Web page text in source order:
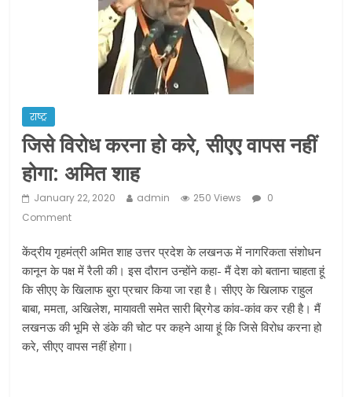
प्रवासियों व मजदूरों को दी गई छूट के बाद लोगो
ने कराया पंजीयन: राजस्थान सरकार
शराब और पान की दुकानों को ग्रीन जोन में
खोलने की मिली इजाजत: गृह मंत्रालय
दो हफ्ते के लिए बढ़ाया लॉकडाउन: गृह मंत्रालय
राष्ट्र
जिसे विरोध करना हो करे, सीएए वापस नहीं
होगा: अमित शाह
January 22, 2020 admin 250 Views
0
Comment
केंद्रीय गृहमंत्री अमित शाह उत्तर प्रदेश के लखनऊ में नागरिकता संशोधन
कानून के पक्ष में रैली की। इस दौरान उन्होंने कहा- मैं देश को बताना चाहता हूं
कि सीएए के खिलाफ बुरा प्रचार किया जा रहा है। सीएए के खिलाफ राहुल
बाबा, ममता, अखिलेश, मायावती समेत सारी ब्रिगेड कांव-कांव कर रही है। मैं
लखनऊ की भूमि से डंके की चोट पर कहने आया हूं कि जिसे विरोध करना हो
करे, सीएए वापस नहीं होगा।